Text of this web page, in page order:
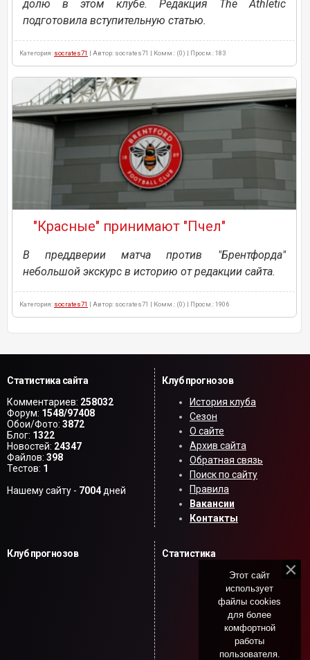
долю в этом клубе. Редакция The Athletic
подготовила вступительную статью.
Категория: socrates71 | Автор: socrates71 | Комм.: (0) | Просм.: 183
"Красные" принимают "Пчел"
В преддверии матча против "Брентфорда"
небольшой экскурс в историю от редакции сайта.
Категория: socrates71 | Автор: socrates71 | Комм.: (0) | Просм.: 1906
Статистика сайта
Комментариев: 258032
Форум: 1548/97408
Обои/Фото: 3872
Блог: 1322
Новостей: 24347
Файлов: 398
Тестов: 1
Нашему сайту - 7004 дней
Клуб прогнозов
История клуба
Сезон
О сайте
Архив сайта
Обратная связь
Поиск по сайту
Правила
Вакансии
Контакты
Клуб прогнозов Статистика
Этот сайт
использует
файлы cookies
для более
комфортной
работы
пользователя.